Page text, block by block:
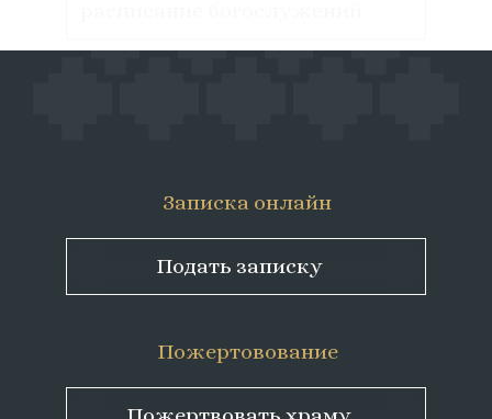
Подать записку
Пожертовование
Записка онлайн